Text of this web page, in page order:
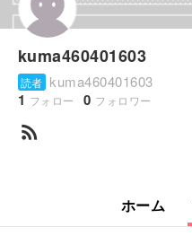
kuma460401603
読者 kuma460401603
1 フォロー 0 フォロワー
rss_feed
ホーム